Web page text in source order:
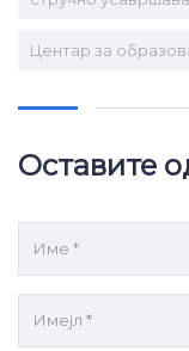
Центар за
Оставите